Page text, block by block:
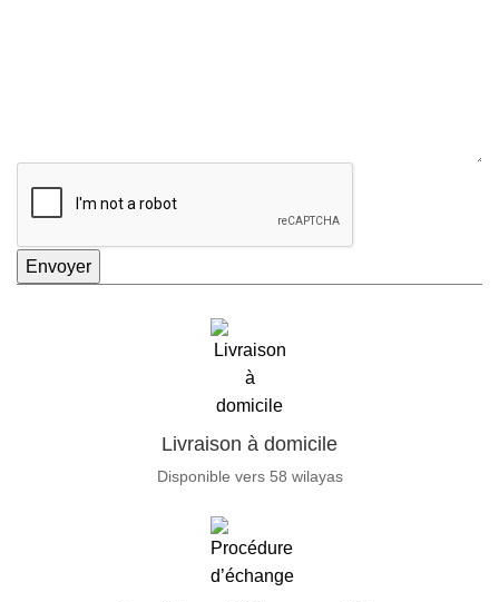
Envoyer
Livraison à domicile
Disponible vers 58 wilayas